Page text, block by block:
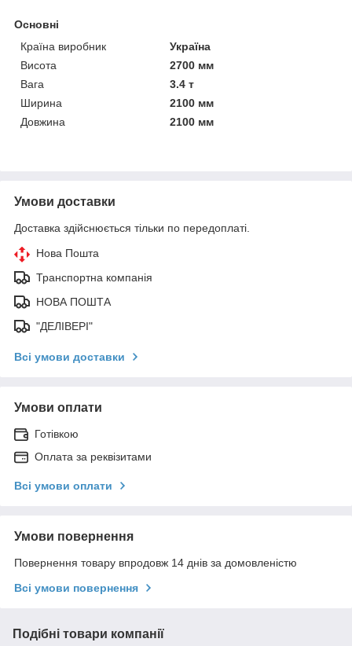
Основні
Країна виробник
Україна
Висота
2700 мм
Вага
3.4 т
Ширина
2100 мм
Довжина
2100 мм
Умови доставки
Доставка здійснюється тільки по передоплаті.
Нова Пошта
Транспортна компанія
НОВА ПОШТА
"ДЕЛІВЕРІ"
Всі умови доставки
Умови оплати
Готівкою
Оплата за реквізитами
Всі умови оплати
Умови повернення
Повернення товару впродовж 14 днів за домовленістю
Всі умови повернення
Подібні товари компанії